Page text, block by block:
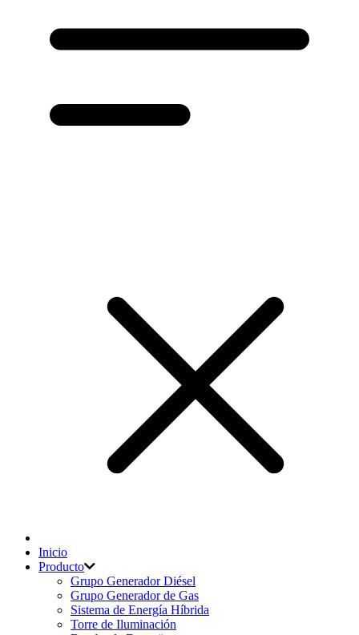
Inicio
Producto
Grupo Generador Diésel
Grupo Generador de Gas
Sistema de Energía Híbrida
Torre de Iluminación